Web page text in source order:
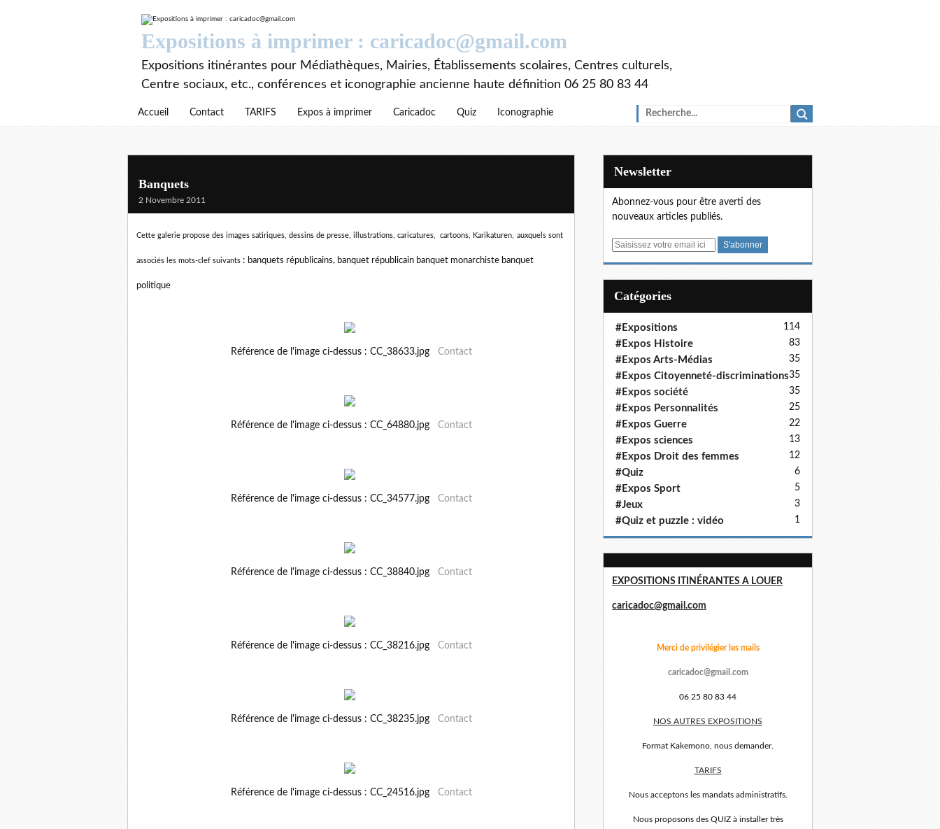
Expositions à imprimer : caricadoc@gmail.com
Expositions itinérantes pour Médiathèques, Mairies, Établissements scolaires, Centres culturels,
Centre sociaux, etc., conférences et iconographie ancienne haute définition 06 25 80 83 44
Accueil Contact TARIFS Expos à imprimer Caricadoc Quiz Iconographie
Banquets
2 Novembre 2011
Cette galerie propose des images satiriques, dessins de presse, illustrations, caricatures, cartoons, Karikaturen, auxquels sont
associés les mots-clef suivants : banquets républicains, banquet républicain banquet monarchiste banquet
politique
Référence de l'image ci-dessus : CC_38633.jpg Contact
Référence de l'image ci-dessus : CC_64880.jpg Contact
Référence de l'image ci-dessus : CC_34577.jpg Contact
Référence de l'image ci-dessus : CC_38840.jpg Contact
Référence de l'image ci-dessus : CC_38216.jpg Contact
Référence de l'image ci-dessus : CC_38235.jpg Contact
Référence de l'image ci-dessus : CC_24516.jpg Contact
Newsletter
Abonnez-vous pour être averti des
nouveaux articles publiés.
E
Catégories
#Expositions 114
#Expos Histoire 83
#Expos Arts-Médias 35
#Expos Citoyenneté-discriminations35
#Expos société 35
#Expos Personnalités 25
#Expos Guerre 22
#Expos sciences 13
#Expos Droit des femmes 12
#Quiz 6
#Expos Sport 5
#Jeux 3
#Quiz et puzzle : vidéo 1
EXPOSITIONS ITINÉRANTES A LOUER
caricadoc@gmail.com
Merci de privilégier les mails
caricadoc@gmail.com
06 25 80 83 44
NOS AUTRES EXPOSITIONS
Format Kakemono, nous demander.
TARIFS
Nous acceptons les mandats administratifs.
Nous proposons des QUIZ à installer très